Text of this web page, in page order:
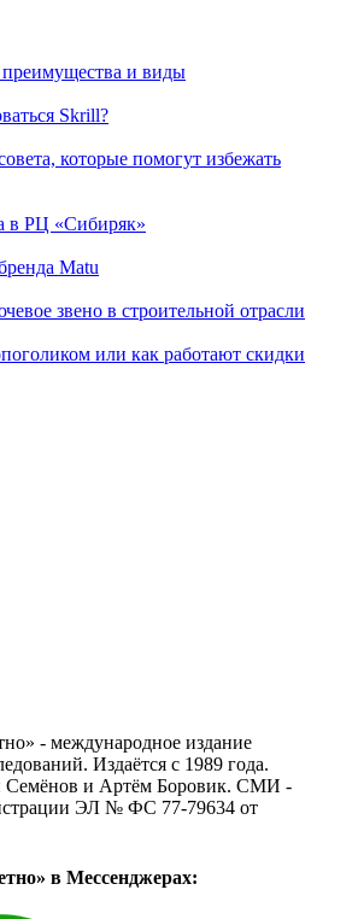
и виды
Skrill?
которые помогут избежать
в РЦ «Сибиряк»
Matu
звено в строительной отрасли
или как работают скидки
- международное издание
Издаётся с 1989 года.
Семёнов и Артём Боровик. CМИ -
ЭЛ № ФС 77-79634 от
в Мессенджерах: